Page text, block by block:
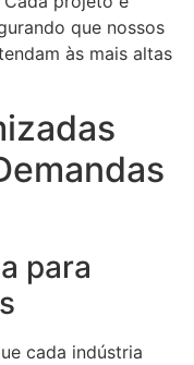
que nossos
às mais altas
para
cada indústria